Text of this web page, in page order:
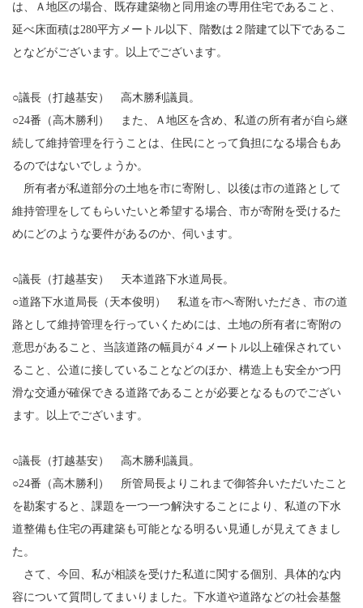
は、Ａ地区の場合、既存建築物と同用途の専用住宅であること、
延べ床面積は280平方メートル以下、階数は２階建て以下であるこ
となどがございます。以上でございます。
○議長（打越基安） 高木勝利議員。
○24番（高木勝利） また、Ａ地区を含め、私道の所有者が自ら継
続して維持管理を行うことは、住民にとって負担になる場合もあ
るのではないでしょうか。
所有者が私道部分の土地を市に寄附し、以後は市の道路として
維持管理をしてもらいたいと希望する場合、市が寄附を受けるた
めにどのような要件があるのか、伺います。
○議長（打越基安） 天本道路下水道局長。
○道路下水道局長（天本俊明） 私道を市へ寄附いただき、市の道
路として維持管理を行っていくためには、土地の所有者に寄附の
意思があること、当該道路の幅員が４メートル以上確保されてい
ること、公道に接していることなどのほか、構造上も安全かつ円
滑な交通が確保できる道路であることが必要となるものでござい
ます。以上でございます。
○議長（打越基安） 高木勝利議員。
○24番（高木勝利） 所管局長よりこれまで御答弁いただいたこと
を勘案すると、課題を一つ一つ解決することにより、私道の下水
道整備も住宅の再建築も可能となる明るい見通しが見えてきまし
た。
さて、今回、私が相談を受けた私道に関する個別、具体的な内
容について質問してまいりました。下水道や道路などの社会基盤